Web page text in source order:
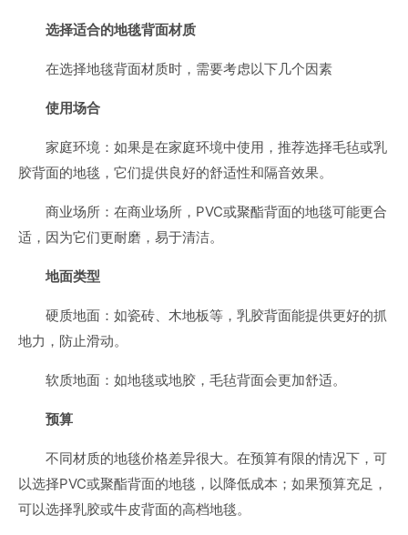
选择适合的地毯背面材质
在选择地毯背面材质时，需要考虑以下几个因素
使用场合
家庭环境：如果是在家庭环境中使用，推荐选择毛毡或乳
胶背面的地毯，它们提供良好的舒适性和隔音效果。
商业场所：在商业场所，PVC或聚酯背面的地毯可能更合
适，因为它们更耐磨，易于清洁。
地面类型
硬质地面：如瓷砖、木地板等，乳胶背面能提供更好的抓
地力，防止滑动。
软质地面：如地毯或地胶，毛毡背面会更加舒适。
预算
不同材质的地毯价格差异很大。在预算有限的情况下，可
以选择PVC或聚酯背面的地毯，以降低成本；如果预算充足，
可以选择乳胶或牛皮背面的高档地毯。